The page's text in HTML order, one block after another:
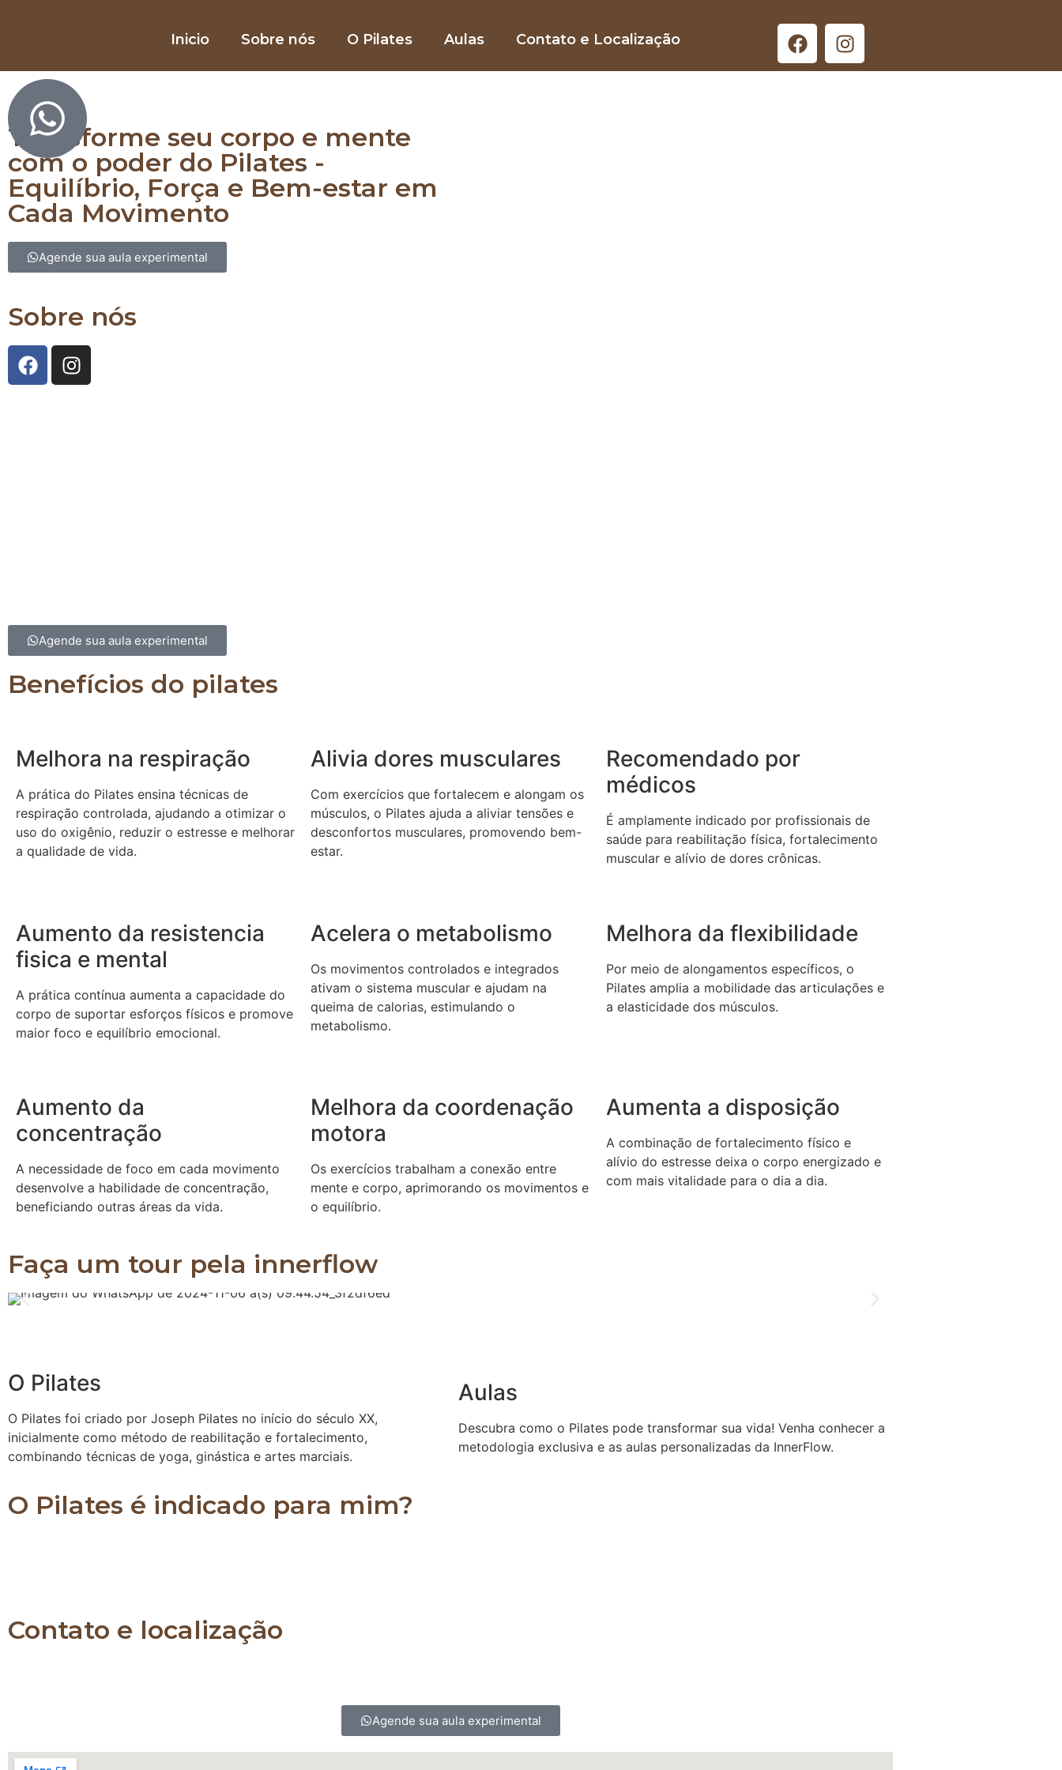
Inicio Sobre nós O Pilates Aulas Contato e Localização
Equilibre corpo e mente com Pilates
Transforme seu corpo e mente
com o poder do Pilates -
Equilíbrio, Força e Bem-estar em
Cada Movimento
Agende sua aula experimental
Sobre nós
Agende sua aula experimental
Benefícios do pilates
Melhora na respiração
A prática do Pilates ensina técnicas de
respiração controlada, ajudando a otimizar o
uso do oxigênio, reduzir o estresse e melhorar
a qualidade de vida.
Alivia dores musculares
Com exercícios que fortalecem e alongam os
músculos, o Pilates ajuda a aliviar tensões e
desconfortos musculares, promovendo bem-
estar.
Recomendado por
médicos
É amplamente indicado por profissionais de
saúde para reabilitação física, fortalecimento
muscular e alívio de dores crônicas.
Aumento da resistencia
fisica e mental
A prática contínua aumenta a capacidade do
corpo de suportar esforços físicos e promove
maior foco e equilíbrio emocional.
Acelera o metabolismo
Os movimentos controlados e integrados
ativam o sistema muscular e ajudam na
queima de calorias, estimulando o
metabolismo.
Melhora da flexibilidade
Por meio de alongamentos específicos, o
Pilates amplia a mobilidade das articulações e
a elasticidade dos músculos.
Aumento da
concentração
A necessidade de foco em cada movimento
desenvolve a habilidade de concentração,
beneficiando outras áreas da vida.
Melhora da coordenação
motora
Os exercícios trabalham a conexão entre
mente e corpo, aprimorando os movimentos e
o equilíbrio.
Aumenta a disposição
A combinação de fortalecimento físico e
alívio do estresse deixa o corpo energizado e
com mais vitalidade para o dia a dia.
Faça um tour pela innerflow
O Pilates
O Pilates foi criado por Joseph Pilates no início do século XX,
inicialmente como método de reabilitação e fortalecimento,
combinando técnicas de yoga, ginástica e artes marciais.
Aulas
Descubra como o Pilates pode transformar sua vida! Venha conhecer a
metodologia exclusiva e as aulas personalizadas da InnerFlow.
O Pilates é indicado para mim?
Contato e localização
Agende sua aula experimental